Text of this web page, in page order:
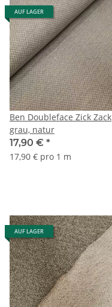
AUF LAGER
Ben Doubleface Zick Zack
grau, natur
17,90 € *
17,90 € pro 1 m
AUF LAGER